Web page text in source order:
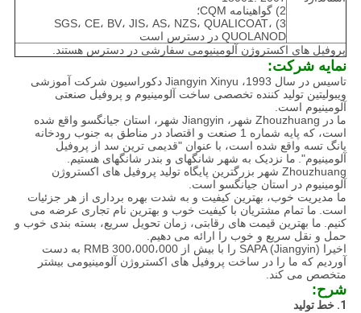
2) گواهینامه CQM؛
3) SGS، CE، BV، JIS، AS، NZS، QUALICOAT،
QUOLANOD در دسترس است
پروفیل های اکستروژن آلومینیومی سفارشی در دسترس هستند.
نمایه شرکت:
تاسیس در سال 1993، Jiangyin Xinyu دکوراسیون شرکت آموزشی
ویبولیتین تولید کننده تخصصی ساخت آلومینیوم و پروفیل صنعتی
آلومینیوم است.
ما در Zhouzhuang شهر، Jiangyin شهر، استان جیانگسو واقع شده
است، که پایه شماره 1 صنعت و اقتصاد در مناطق به جنوب رودخانه
یانگ تسه واقع شده است، با عنوان "قدیمی ترین سد از پروفیل
آلومینیوم". ما نزدیک به شهر شانگهای و بندر شانگهای هستیم.
Zhouzhuang شهر بزرگترین پایگاه تولید پروفیل های اکستروژن
آلومینیوم در استان جیانگسو است.
ما مدیریت خوب، بهترین کیفیت و به شدت بهره برداری از هر جزئیات
است. ما تمام مشتریان با کیفیت خوب و بهترین نام تجاری عرضه می
کنیم. ما بهترین قیمت های رقابتی، زمان تحویل سریع، بسته بندی خوب و
حمل و نقل سریع و خوب را ارائه می دهیم.
اخیرا SAPA (Jiangyin) را با بیش از 300،000،000 RMB به دست
آوردیم که ما را در ساخت پروفیل های اکستروژن آلومینیومی بیشتر
متخصص می کند.
شرح:
1. خط تولید